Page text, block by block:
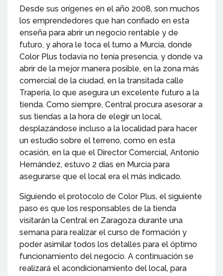
Desde sus orígenes en el año 2008, son muchos
los emprendedores que han confiado en esta
enseña para abrir un negocio rentable y de
futuro, y ahora le toca el turno a Murcia, donde
Color Plus todavía no tenía presencia, y donde va
abrir de la mejor manera posible, en la zona más
comercial de la ciudad, en la transitada calle
Trapería, lo que asegura un excelente futuro a la
tienda. Como siempre, Central procura asesorar a
sus tiendas a la hora de elegir un local,
desplazándose incluso a la localidad para hacer
un estudio sobre el terreno, como en esta
ocasión, en la que el Director Comercial, Antonio
Hernández, estuvo 2 días en Murcia para
asegurarse que el local era el más indicado.
Siguiendo el protocolo de Color Plus, el siguiente
paso es que los responsables de la tienda
visitarán la Central en Zaragoza durante una
semana para realizar el curso de formación y
poder asimilar todos los detalles para el óptimo
funcionamiento del negocio. A continuación se
realizará el acondicionamiento del local, para